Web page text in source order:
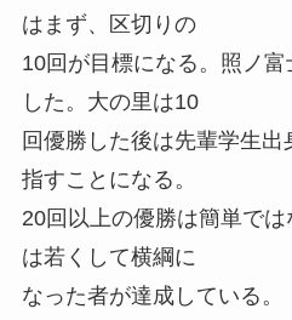
はまず、区切りの
10回が目標になる。照ノ
した。大の里は10
回優勝した後は先輩学生出
指すことになる。
20回以上の優勝は簡単で
は若くして横綱に
なった者が達成している。